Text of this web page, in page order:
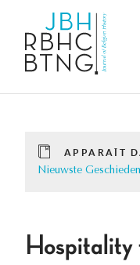
APPARAÎT
Nieuwste
Hospitality